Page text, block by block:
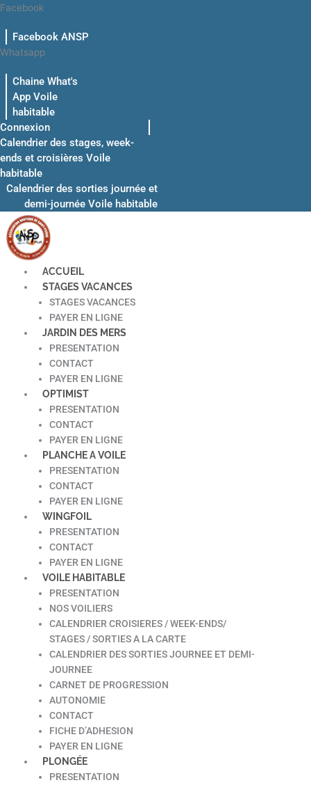
Aller
contenu
Facebook
Facebook ANSP
Whatsapp
Chaine What's
App Voile
habitable
Connexion
Calendrier des stages, week-
ends et croisières Voile
habitable
Calendrier des sorties journée et
demi-journée Voile habitable
ACCUEIL
STAGES VACANCES
STAGES VACANCES
PAYER EN LIGNE
JARDIN DES MERS
PRESENTATION
CONTACT
PAYER EN LIGNE
OPTIMIST
PRESENTATION
CONTACT
PAYER EN LIGNE
PLANCHE A VOILE
PRESENTATION
CONTACT
PAYER EN LIGNE
WINGFOIL
PRESENTATION
CONTACT
PAYER EN LIGNE
VOILE HABITABLE
PRESENTATION
NOS VOILIERS
CALENDRIER CROISIERES / WEEK-ENDS/
STAGES / SORTIES A LA CARTE
CALENDRIER DES SORTIES JOURNEE ET DEMI-
JOURNEE
CARNET DE PROGRESSION
AUTONOMIE
CONTACT
FICHE D’ADHESION
PAYER EN LIGNE
PLONGÉE
PRESENTATION